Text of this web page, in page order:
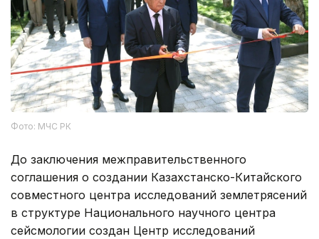
Фото: МЧС РК
До заключения межправительственного
соглашения о создании Казахстанско-Китайского
совместного центра исследований землетрясений
в структуре Национального научного центра
сейсмологии создан Центр исследований